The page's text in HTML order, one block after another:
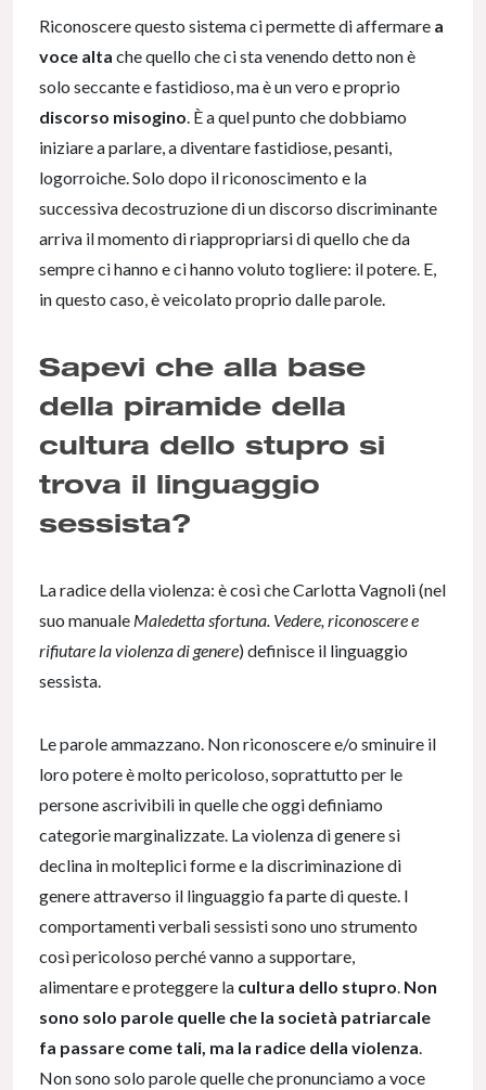
Riconoscere questo sistema ci permette di affermare a
voce alta che quello che ci sta venendo detto non è
solo seccante e fastidioso, ma è un vero e proprio
discorso misogino. È a quel punto che dobbiamo
iniziare a parlare, a diventare fastidiose, pesanti,
logorroiche. Solo dopo il riconoscimento e la
successiva decostruzione di un discorso discriminante
arriva il momento di riappropriarsi di quello che da
sempre ci hanno e ci hanno voluto togliere: il potere. E,
in questo caso, è veicolato proprio dalle parole.
Sapevi che alla base
della piramide della
cultura dello stupro si
trova il linguaggio
sessista?
La radice della violenza: è così che Carlotta Vagnoli (nel
suo manuale Maledetta sfortuna. Vedere, riconoscere e
rifiutare la violenza di genere) definisce il linguaggio
sessista.
Le parole ammazzano. Non riconoscere e/o sminuire il
loro potere è molto pericoloso, soprattutto per le
persone ascrivibili in quelle che oggi definiamo
categorie marginalizzate. La violenza di genere si
declina in molteplici forme e la discriminazione di
genere attraverso il linguaggio fa parte di queste. I
comportamenti verbali sessisti sono uno strumento
così pericoloso perché vanno a supportare,
alimentare e proteggere la cultura dello stupro. Non
sono solo parole quelle che la società patriarcale
fa passare come tali, ma la radice della violenza.
Non sono solo parole quelle che pronunciamo a voce